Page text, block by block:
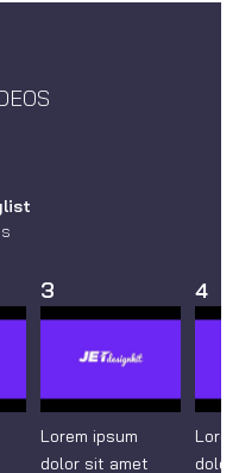
3
Lorem ipsum
dolor sit amet
4